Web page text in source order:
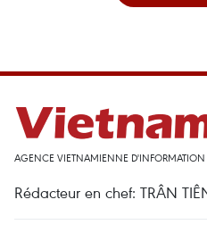
AGENCE VIETNAMIENNE
Rédacteur en chef: TRÂN